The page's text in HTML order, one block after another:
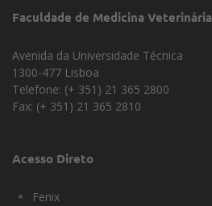
Faculdade de Medicina Veterinária
Avenida da Universidade Técnica
1300-477 Lisboa
Telefone: (+ 351) 21 365 2800
Fax: (+ 351) 21 365 2810
Acesso Direto
Fenix